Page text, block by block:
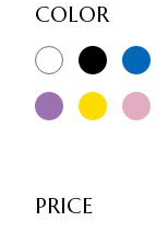
COLOR
PRICE